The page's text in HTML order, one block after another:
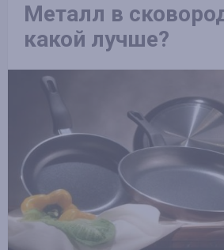
Металл в
какой лучше?